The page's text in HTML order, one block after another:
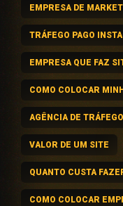
EMPRESA DE
TRÁFEGO PAGO
EMPRESA QUE FAZ
COMO COLOCAR
AGÊNCIA DE
VALOR DE UM SITE
QUANTO CUSTA
COMO COLOCAR